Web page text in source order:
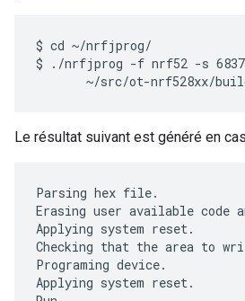
$ cd ~/nrfjprog/
$ ./nrfjprog -f nrf52 -s
Le résultat suivant est généré en
Parsing hex file.
Erasing user available code
Applying system reset.
Checking that the area to
Programing device.
Applying system reset.